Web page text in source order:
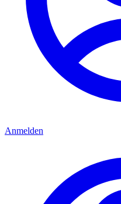
Anmelden